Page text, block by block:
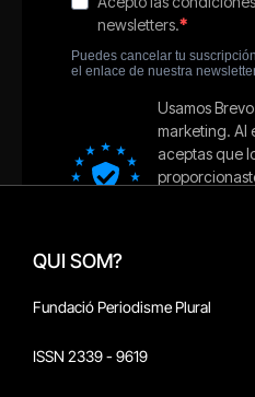
QUI SOM?
Fundació Periodisme Plural
ISSN 2339 - 9619